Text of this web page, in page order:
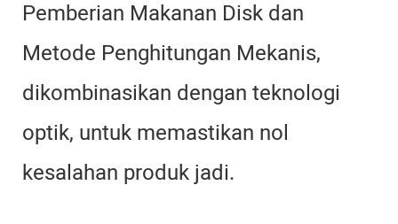
Pemberian Makanan Disk dan
Metode Penghitungan Mekanis,
dikombinasikan dengan teknologi
optik, untuk memastikan nol
kesalahan produk jadi.